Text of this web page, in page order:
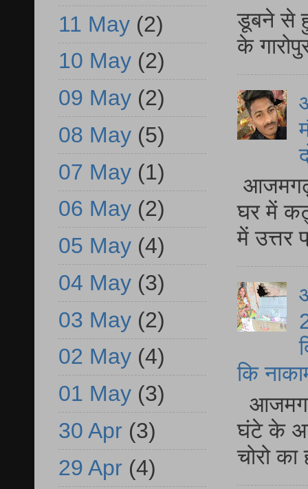
डूबने से
के
घर में
में
कि
घंटे के
चोरो
11 May (2)
10 May (2)
09 May (2)
08 May (5)
07 May (1)
06 May (2)
05 May (4)
04 May (3)
03 May (2)
02 May (4)
01 May (3)
30 Apr (3)
29 Apr (4)